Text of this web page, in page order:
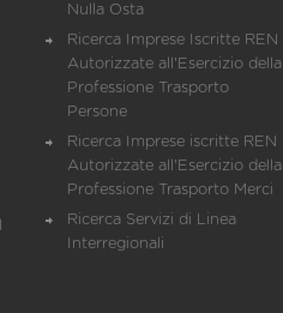
Nulla Osta
Ricerca Imprese Iscritte REN
Autorizzate all'Esercizio della
Professione Trasporto
Persone
Ricerca Imprese iscritte REN
Autorizzate all'Esercizio della
Professione Trasporto Merci
Ricerca Servizi di Linea
Interregionali